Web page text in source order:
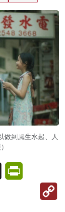
做到風生水起、人
X